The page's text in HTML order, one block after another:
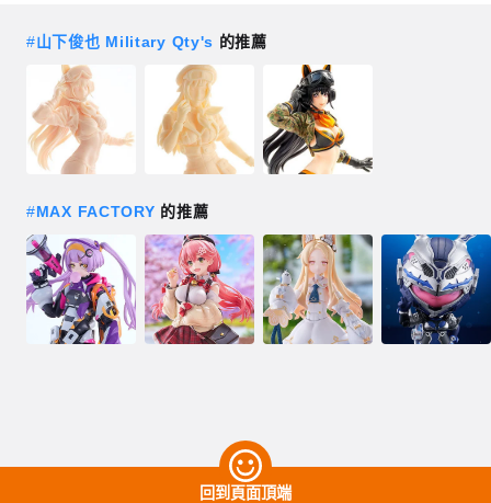
#山下俊也 Military Qty's 的推薦
#MAX FACTORY 的推薦
回到頁面頂端